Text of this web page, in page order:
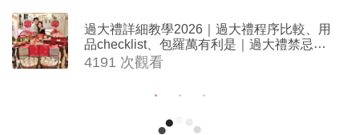
過大禮詳細教學2026｜過大禮程序比較、用
品checklist、包羅萬有利是｜過大禮禁忌及
吉祥說話
4191 次觀看